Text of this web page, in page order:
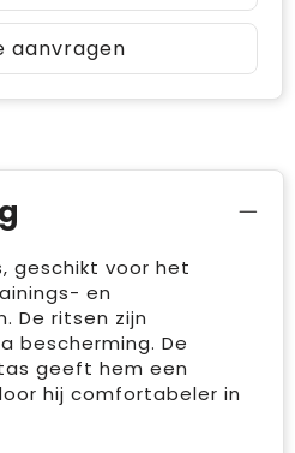
aanvragen
geschikt voor het
en
De ritsen zijn
bescherming. De
geeft hem een
hij comfortabeler in